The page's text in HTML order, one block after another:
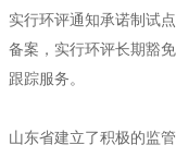
实行环评通知承诺制试
备案，实行环评长期豁
跟踪服务。
山东省建立了积极的监